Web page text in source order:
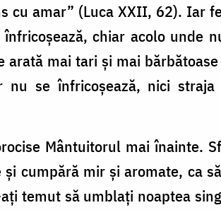
cu amar” (Luca XXII, 62). Iar
chiar acolo unde
mai tari şi mai
nu se înfricoşează, nici
Mântuitorul mai înainte.
cumpără mir şi aromate, ca
temut să umblaţi noaptea